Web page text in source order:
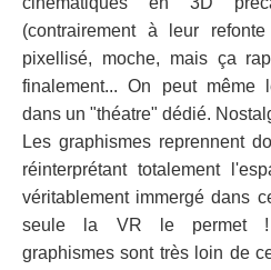
(contrairement à leur
pixellisé, moche, mais ça
finalement... On peut même
dans un "théatre" dédié.
Les graphismes reprennent
réinterprétant totalement
véritablement immergé dans
seule la VR le permet !
graphismes sont très loin de